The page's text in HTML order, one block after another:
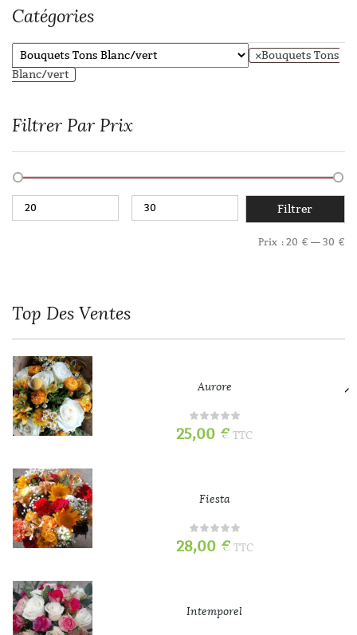
Catégories
×Bouquets Tons
Blanc/vert
Filtrer Par Prix
Filtrer
Prix : 20 € — 30 €
Top Des Ventes
Aurore
25,00 € TTC
Fiesta
28,00 € TTC
Intemporel